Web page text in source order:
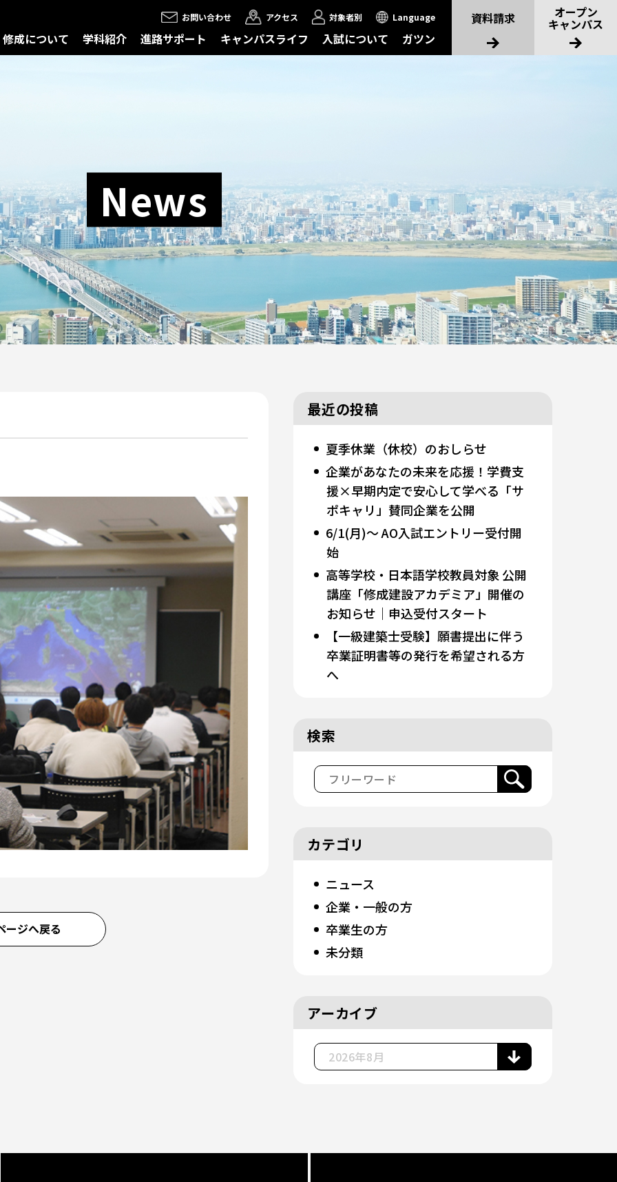
お問い合わせ アクセス 対象者別 Language
修成について 学科紹介 進路サポート キャンパスライフ 入試について ガツン
資料請求 オープン
キャンパス
News
ージへ戻る
最近の投稿
夏季休業（休校）のおしらせ
企業があなたの未来を応援！学費支
援×早期内定で安心して学べる「サ
ポキャリ」賛同企業を公開
6/1(月)～ AO入試エントリー受付開
始
高等学校・日本語学校教員対象 公開
講座「修成建設アカデミア」開催の
お知らせ｜申込受付スタート
【一級建築士受験】願書提出に伴う
卒業証明書等の発行を希望される方
へ
検索
カテゴリ
ニュース
企業・一般の方
卒業生の方
未分類
アーカイブ